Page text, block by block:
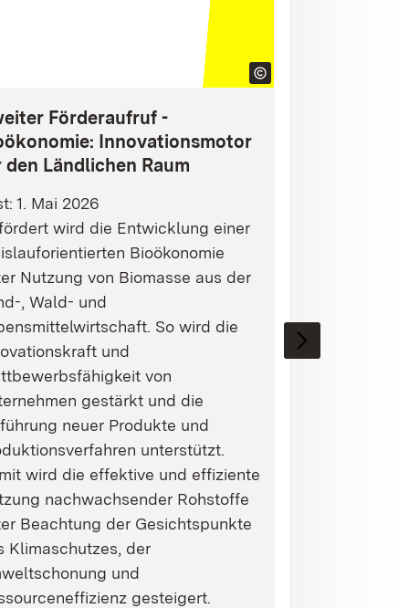
Förderaufruf -
Innovationsmotor
den Ländlichen Raum
1. Mai 2026
wird die Entwicklung einer
Bioökonomie
Nutzung von Biomasse aus der
, Wald- und
So wird die
und
von
gestärkt und die
neuer Produkte und
unterstützt.
wird die effektive und effiziente
nachwachsender Rohstoffe
Beachtung der Gesichtspunkte
Klimaschutzes, der
und
gesteigert.